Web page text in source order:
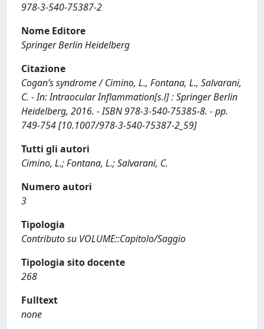
978-3-540-75387-2
Nome Editore
Springer Berlin Heidelberg
Citazione
Cogan’s syndrome / Cimino, L., Fontana, L., Salvarani,
C. - In: Intraocular Inflammation[s.l] : Springer Berlin
Heidelberg, 2016. - ISBN 978-3-540-75385-8. - pp.
749-754 [10.1007/978-3-540-75387-2_59]
Tutti gli autori
Cimino, L.; Fontana, L.; Salvarani, C.
Numero autori
3
Tipologia
Contributo su VOLUME::Capitolo/Saggio
Tipologia sito docente
268
Fulltext
none